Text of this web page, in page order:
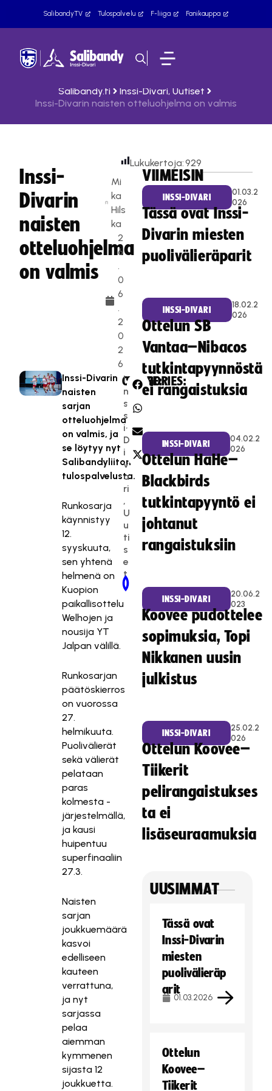
SalibandyTV Tulospalvelu F-liiga Fanikauppa
Salibandy.fi Inssi-Divari, Uutiset
Inssi-Divarin naisten otteluohjelma on valmis
Inssi-
Divarin
naisten
otteluohjelma
on valmis
Mi
ka
Hils
ka
2
6
.
0
6
.
2
0
2
6
Lukukertoja:929
Inssi-Divarin
naisten
sarjan
otteluohjelma
on valmis, ja
se löytyy nyt
Salibandyliiton
tulospalvelusta.
Runkosarja
käynnistyy
12.
syyskuuta,
sen yhtenä
helmenä on
Kuopion
paikallisottelu
Welhojen ja
nousija YT
Jalpan välillä.
Runkosarjan
päätöskierros
on vuorossa
27.
helmikuuta.
Puolivälierät
sekä välierät
pelataan
paras
kolmesta -
järjestelmällä,
ja kausi
huipentuu
superfinaaliin
27.3.
Naisten
sarjan
joukkuemäärä
kasvoi
edelliseen
kauteen
verrattuna,
ja nyt
sarjassa
pelaa
aiemman
kymmenen
sijasta 12
joukkuetta.
CATEGORIES:
I
n
s
s
i-
D
i
v
a
ri
,
U
u
ti
s
e
t
SHARE:
Newer Post
VIIMEISIN
INSSI-DIVARI
01.03.2
026
Tässä ovat Inssi-
Divarin miesten
puolivälieräparit
INSSI-DIVARI
18.02.2
026
Ottelun SB
Vantaa–Nibacos
tutkintapyynnöstä
ei rangaistuksia
INSSI-DIVARI
04.02.2
026
Ottelun HaHe–
Blackbirds
tutkintapyyntö ei
johtanut
rangaistuksiin
INSSI-DIVARI
20.06.2
023
Koovee pudottelee
sopimuksia, Topi
Nikkanen uusin
julkistus
INSSI-DIVARI
25.02.2
026
Ottelun Koovee–
Tiikerit
pelirangaistukses
ta ei
lisäseuraamuksia
UUSIMMAT
Tässä ovat
Inssi-Divarin
miesten
puolivälieräp
arit
01.03.2026
Ottelun
Koovee–
Tiikerit